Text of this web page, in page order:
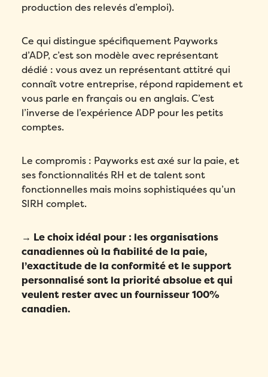
production des relevés d’emploi).
Ce qui distingue spécifiquement Payworks
d’ADP, c’est son modèle avec représentant
dédié : vous avez un représentant attitré qui
connaît votre entreprise, répond rapidement et
vous parle en français ou en anglais. C’est
l’inverse de l’expérience ADP pour les petits
comptes.
Le compromis : Payworks est axé sur la paie, et
ses fonctionnalités RH et de talent sont
fonctionnelles mais moins sophistiquées qu’un
SIRH complet.
→ Le choix idéal pour : les organisations
canadiennes où la fiabilité de la paie,
l’exactitude de la conformité et le support
personnalisé sont la priorité absolue et qui
veulent rester avec un fournisseur 100%
canadien.